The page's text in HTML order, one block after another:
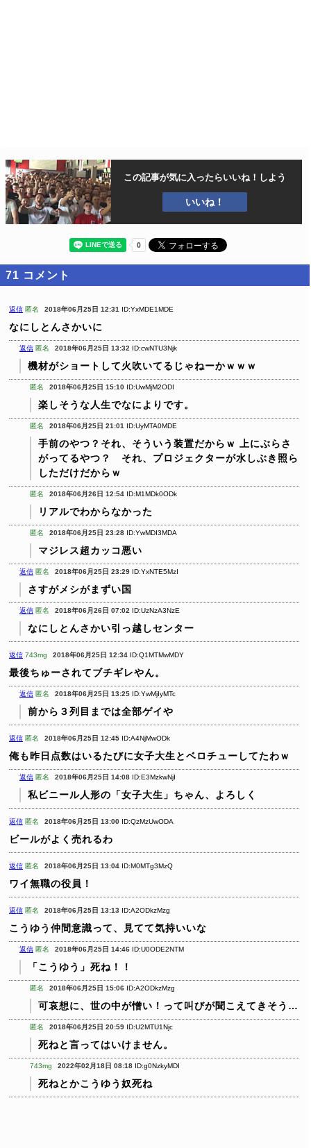
この記事が気に入ったらいいね！しよう
いいね！
71 コメント
返信 匿名 2018年06月25日 12:31 ID:YxMDE1MDE
なにしとんさかいに
返信 匿名 2018年06月25日 13:32 ID:cwNTU3Njk
機材がショートして火吹いてるじゃねーかｗｗｗ
匿名 2018年06月25日 15:10 ID:UwMjM2ODI
楽しそうな人生でなによりです。
匿名 2018年06月25日 21:01 ID:UyMTA0MDE
手前のやつ？それ、そういう装置だからｗ
上にぶらさ
がってるやつ？ それ、プロジェクターが水しぶき照ら
しただけだからｗ
匿名 2018年06月26日 12:54 ID:M1MDk0ODk
リアルでわからなかった
匿名 2018年06月25日 23:28 ID:YwMDI3MDA
マジレス超カッコ悪い
返信 匿名 2018年06月25日 23:29 ID:YxNTE5MzI
さすがメシがまずい国
返信 匿名 2018年06月26日 07:02 ID:UzNzA3NzE
なにしとんさかい引っ越しセンター
返信 743mg 2018年06月25日 12:34 ID:Q1MTMwMDY
最後ちゅーされてブチギレやん。
返信 匿名 2018年06月25日 13:25 ID:YwMjIyMTc
前から３列目までは全部ゲイや
返信 匿名 2018年06月25日 12:45 ID:A4NjMwODk
俺も昨日点数はいるたびに女子大生とベロチューしてたわｗ
返信 匿名 2018年06月25日 14:08 ID:E3MzkwNjI
私ビニール人形の「女子大生」ちゃん、よろしく
返信 匿名 2018年06月25日 13:00 ID:QzMzUwODA
ビールがよく売れるわ
返信 匿名 2018年06月25日 13:04 ID:M0MTg3MzQ
ワイ無職の役員！
返信 匿名 2018年06月25日 13:13 ID:A2ODkzMzg
こうゆう仲間意識って、見てて気持いいな
返信 匿名 2018年06月25日 14:46 ID:U0ODE2NTM
「こうゆう」死ね！！
匿名 2018年06月25日 15:06 ID:A2ODkzMzg
可哀想に、世の中が憎い！って叫びが聞こえてきそう…
匿名 2018年06月25日 20:59 ID:U2MTU1Njc
死ねと言ってはいけません。
743mg 2022年02月18日 08:18 ID:g0NzkyMDI
死ねとかこうゆう奴死ね